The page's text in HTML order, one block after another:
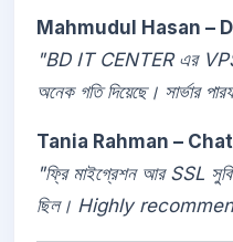
Mahmudul Hasan –
"BD IT CENTER এর
অনেক গতি দিয়েছে। সার্ভার
Tania Rahman –
"ফ্রি মাইগ্রেশন আর SSL
ছিল। Highly